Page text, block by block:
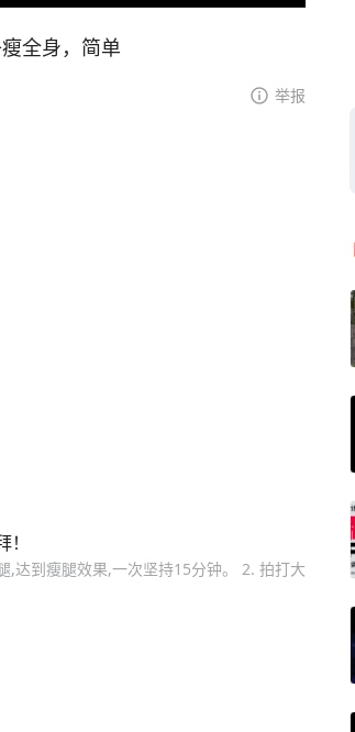
全身，简单
举报
,达到瘦腿效果,一次坚持15分钟。 2. 拍打大